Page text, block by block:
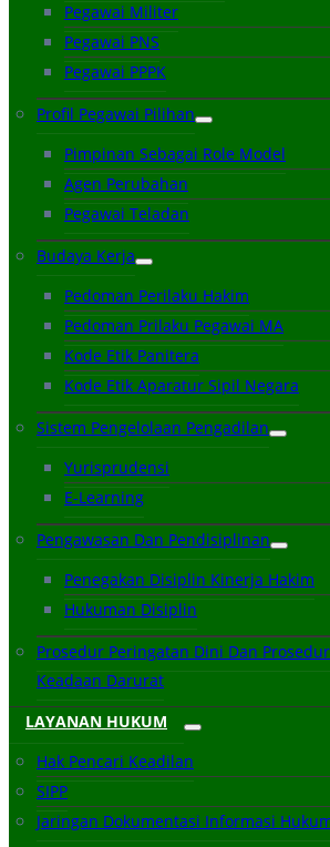
Pegawai Militer
Pegawai PNS
Pegawai PPPK
Profil Pegawai Pilihan
Pimpinan Sebagai Role Model
Agen Perubahan
Pegawai Teladan
Budaya Kerja
Pedoman Perilaku Hakim
Pedoman Prilaku Pegawai MA
Kode Etik Panitera
Kode Etik Aparatur Sipil Negara
Sistem Pengelolaan Pengadilan
Yurisprudensi
E-Learning
Pengawasan Dan Pendisiplinan
Penegakan Disiplin Kinerja Hakim
Hukuman Disiplin
Prosedur Peringatan Dini Dan
Keadaan Darurat
LAYANAN HUKUM
Hak Pencari Keadilan
SIPP
Jaringan Dokumentasi Informasi